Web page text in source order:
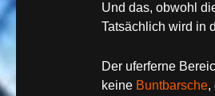
Und das, obwohl
Tatsächlich wird in
Der uferferne
keine Buntbarsche,